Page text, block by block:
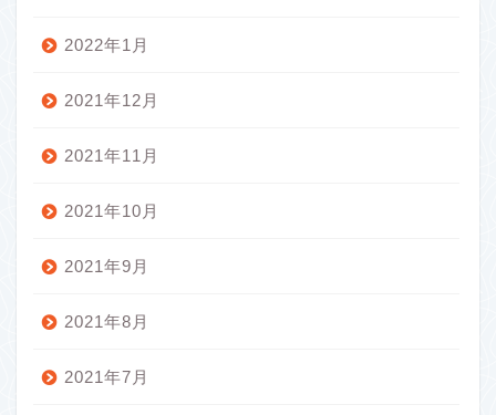
2022年1月
2021年12月
2021年11月
2021年10月
2021年9月
2021年8月
2021年7月